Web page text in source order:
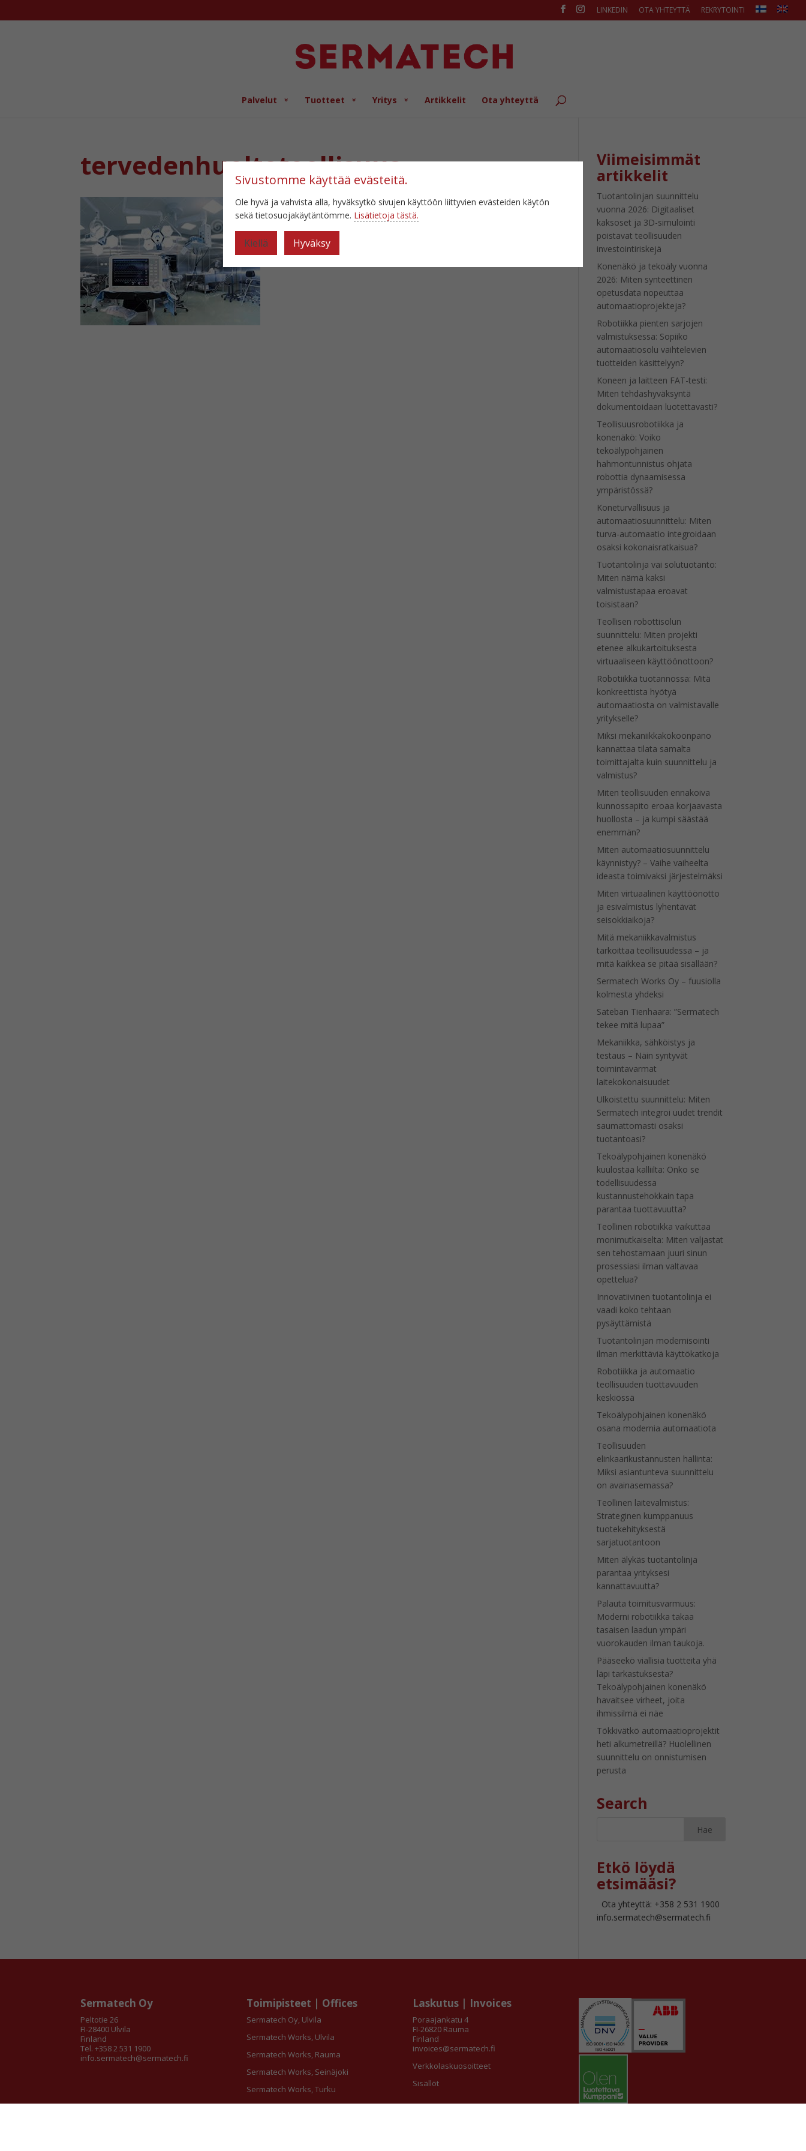
LINKEDIN OTA YHTEYTTÄ REKRYTOINTI
Palvelut Tuotteet Yritys Artikkelit Ota yhteyttä
tervedenhuoltoteollisuus Viimeisimmät
artikkelit
Tuotantolinjan suunnittelu
vuonna 2026: Digitaaliset
kaksoset ja 3D-simulointi
poistavat teollisuuden
investointiriskejä
Konenäkö ja tekoäly vuonna
2026: Miten synteettinen
opetusdata nopeuttaa
automaatioprojekteja?
Robotiikka pienten sarjojen
valmistuksessa: Sopiiko
automaatiosolu vaihtelevien
tuotteiden käsittelyyn?
Koneen ja laitteen FAT-testi:
Miten tehdashyväksyntä
dokumentoidaan luotettavasti?
Teollisuusrobotiikka ja
konenäkö: Voiko
tekoälypohjainen
hahmontunnistus ohjata
robottia dynaamisessa
ympäristössä?
Koneturvallisuus ja
automaatiosuunnittelu: Miten
turva-automaatio integroidaan
osaksi kokonaisratkaisua?
Tuotantolinja vai solutuotanto:
Miten nämä kaksi
valmistustapaa eroavat
toisistaan?
Teollisen robottisolun
suunnittelu: Miten projekti
etenee alkukartoituksesta
virtuaaliseen käyttöönottoon?
Robotiikka tuotannossa: Mitä
konkreettista hyötyä
automaatiosta on valmistavalle
yritykselle?
Miksi mekaniikkakokoonpano
kannattaa tilata samalta
toimittajalta kuin suunnittelu ja
valmistus?
Miten teollisuuden ennakoiva
kunnossapito eroaa korjaavasta
huollosta – ja kumpi säästää
enemmän?
Miten automaatiosuunnittelu
käynnistyy? – Vaihe vaiheelta
ideasta toimivaksi järjestelmäksi
Miten virtuaalinen käyttöönotto
ja esivalmistus lyhentävät
seisokkiaikoja?
Mitä mekaniikkavalmistus
tarkoittaa teollisuudessa – ja
mitä kaikkea se pitää sisällään?
Sermatech Works Oy – fuusiolla
kolmesta yhdeksi
Sateban Tienhaara: ”Sermatech
tekee mitä lupaa”
Mekaniikka, sähköistys ja
testaus – Näin syntyvät
toimintavarmat
laitekokonaisuudet
Ulkoistettu suunnittelu: Miten
Sermatech integroi uudet trendit
saumattomasti osaksi
tuotantoasi?
Tekoälypohjainen konenäkö
kuulostaa kalliilta: Onko se
todellisuudessa
kustannustehokkain tapa
parantaa tuottavuutta?
Teollinen robotiikka vaikuttaa
monimutkaiselta: Miten valjastat
sen tehostamaan juuri sinun
prosessiasi ilman valtavaa
opettelua?
Innovatiivinen tuotantolinja ei
vaadi koko tehtaan
pysäyttämistä
Tuotantolinjan modernisointi
ilman merkittäviä käyttökatkoja
Robotiikka ja automaatio
teollisuuden tuottavuuden
keskiössä
Tekoälypohjainen konenäkö
osana modernia automaatiota
Teollisuuden
elinkaarikustannusten hallinta:
Miksi asiantunteva suunnittelu
on avainasemassa?
Teollinen laitevalmistus:
Strateginen kumppanuus
tuotekehityksestä
sarjatuotantoon
Miten älykäs tuotantolinja
parantaa yrityksesi
kannattavuutta?
Palauta toimitusvarmuus:
Moderni robotiikka takaa
tasaisen laadun ympäri
vuorokauden ilman taukoja.
Pääseekö viallisia tuotteita yhä
läpi tarkastuksesta?
Tekoälypohjainen konenäkö
havaitsee virheet, joita
ihmissilmä ei näe
Tökkivätkö automaatioprojektit
heti alkumetreillä? Huolellinen
suunnittelu on onnistumisen
perusta
Search
Etkö löydä
etsimääsi?
Ota yhteyttä: +358 2 531 1900
info.sermatech@sermatech.fi
Sermatech Oy
Peltotie 26
FI-28400 Ulvila
Finland
Tel. +358 2 531 1900
info.sermatech@sermatech.fi
Toimipisteet | Offices
Sermatech Oy, Ulvila
Sermatech Works, Ulvila
Sermatech Works, Rauma
Sermatech Works, Seinäjoki
Sermatech Works, Turku
Laskutus | Invoices
Poraajankatu 4
FI-26820 Rauma
Finland
invoices@sermatech.fi
Verkkolaskuosoitteet
Sisällöt
Sivustomme käyttää evästeitä.
Ole hyvä ja vahvista alla, hyväksytkö sivujen käyttöön liittyvien evästeiden käytön
sekä tietosuojakäytäntömme. Lisätietoja tästä.
Kiellä Hyväksy